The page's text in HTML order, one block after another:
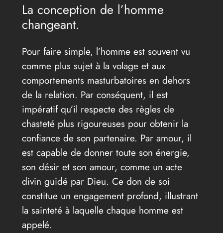
La conception de l’homme
changeant.
Pour faire simple, l’homme est souvent vu
comme plus sujet à la volage et aux
comportements masturbatoires en dehors
de la relation. Par conséquent, il est
impératif qu’il respecte des règles de
chasteté plus rigoureuses pour obtenir la
confiance de son partenaire. Par amour, il
est capable de donner toute son énergie,
son désir et son amour, comme un acte
divin guidé par Dieu. Ce don de soi
constitue un engagement profond, illustrant
la sainteté à laquelle chaque homme est
appelé.